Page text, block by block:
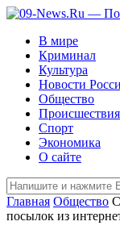
В мире
Криминал
Культура
Новости
Общество
Происшествия
Спорт
Экономика
О сайте
Главная Общество
посылок из